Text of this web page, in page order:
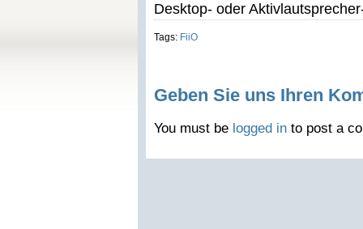
Desktop- oder
Tags: FiiO
Geben Sie uns Ihren
You must be logged in to post a